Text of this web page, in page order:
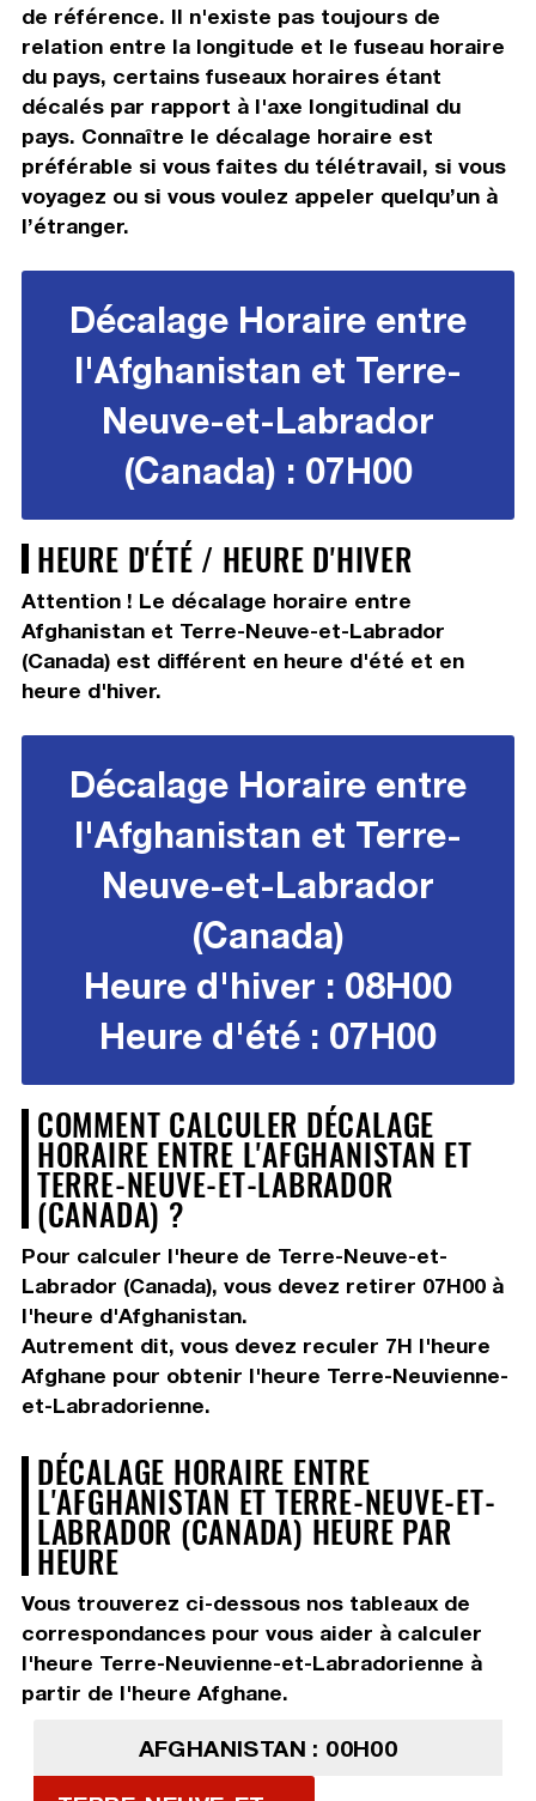
de référence. Il n'existe pas toujours de
relation entre la longitude et le fuseau horaire
du pays, certains fuseaux horaires étant
décalés par rapport à l'axe longitudinal du
pays. Connaître le décalage horaire est
préférable si vous faites du télétravail, si vous
voyagez ou si vous voulez appeler quelqu’un à
l’étranger.
Décalage Horaire entre
l'Afghanistan et Terre-
Neuve-et-Labrador
(Canada) : 07H00
HEURE D'ÉTÉ / HEURE D'HIVER
Attention ! Le décalage horaire entre
Afghanistan et Terre-Neuve-et-Labrador
(Canada) est différent en heure d'été et en
heure d'hiver.
Décalage Horaire entre
l'Afghanistan et Terre-
Neuve-et-Labrador
(Canada)
Heure d'hiver : 08H00
Heure d'été : 07H00
COMMENT CALCULER DÉCALAGE
HORAIRE ENTRE L'AFGHANISTAN ET
TERRE-NEUVE-ET-LABRADOR
(CANADA) ?
Pour calculer l'heure de Terre-Neuve-et-
Labrador (Canada), vous devez retirer 07H00à
l'heure d'Afghanistan.
Autrement dit, vous devez reculer 7H l'heure
Afghane pour obtenir l'heure Terre-Neuvienne-
et-Labradorienne.
DÉCALAGE HORAIRE ENTRE
L'AFGHANISTAN ET TERRE-NEUVE-ET-
LABRADOR (CANADA) HEURE PAR
HEURE
Vous trouverez ci-dessous nos tableaux de
correspondances pour vous aider à calculer
l'heure Terre-Neuvienne-et-Labradorienne à
partir de l'heure Afghane.
AFGHANISTAN : 00H00